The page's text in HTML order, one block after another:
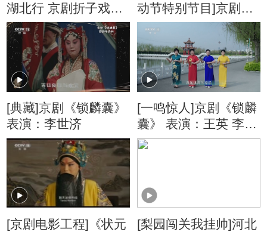
湖北行 京剧折子戏专
场（二） 京剧《战宛
城》
动节特别节目]京剧
《锁麟囊》选段 表
演：卢杨
[典藏]京剧《锁麟囊》
表演：李世济
[一鸣惊人]京剧《锁麟
囊》 表演：王英 李静
等
[京剧电影工程]《状元
[梨园闯关我挂帅]河北